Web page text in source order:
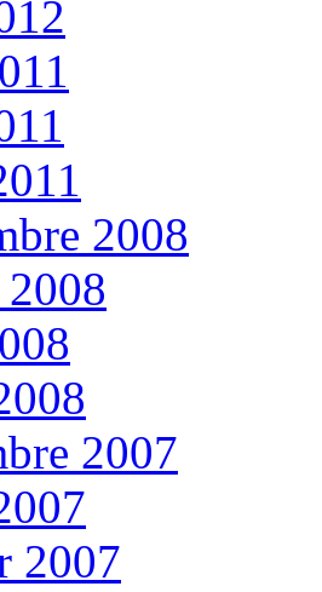
2008
2007
2007